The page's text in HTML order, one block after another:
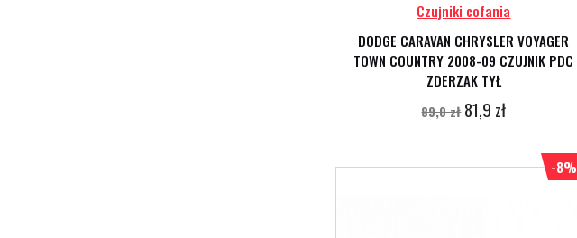
Czujniki cofania
DODGE CARAVAN CHRYSLER VOYAGER
TOWN COUNTRY 2008-09 CZUJNIK PDC
ZDERZAK TYŁ
89,0 zł 81,9 zł
-8%